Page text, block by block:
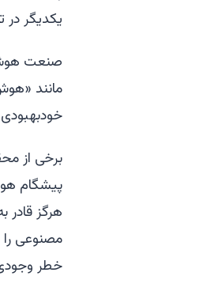
یکدیگر
صنعت هوش
برخی از
پیشگام
هرگز
مصنوعی را
خطر